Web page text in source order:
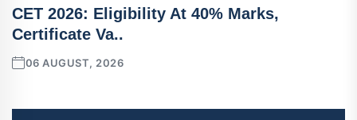
CET 2026: Eligibility At 40% Marks,
Certificate Va..
06 AUGUST, 2026